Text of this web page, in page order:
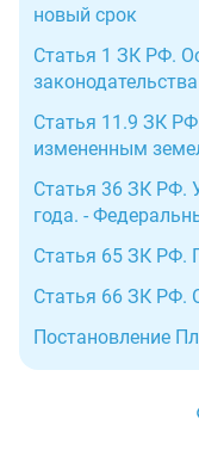
новый срок
Статья 1 ЗК РФ.
законодательства
Статья 11.9 ЗК
измененным
Статья 36 ЗК РФ.
года. -
Статья 65 ЗК РФ.
Статья 66 ЗК РФ.
Постановление